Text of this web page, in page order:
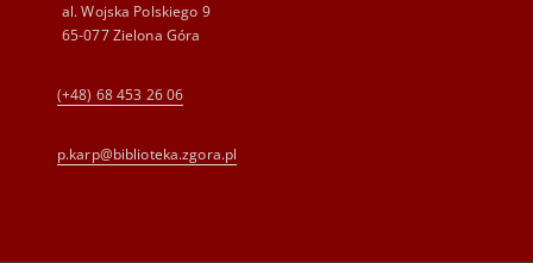
al. Wojska Polskiego 9
65-077 Zielona Góra
(+48) 68 453 26 06
p.karp@biblioteka.zgora.pl